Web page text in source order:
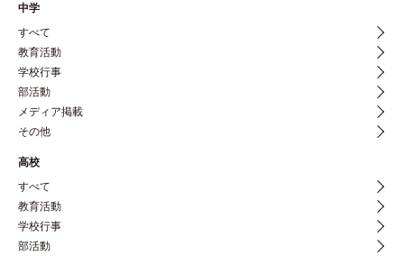
中学
すべて
教育活動
学校行事
部活動
メディア掲載
その他
高校
すべて
教育活動
学校行事
部活動